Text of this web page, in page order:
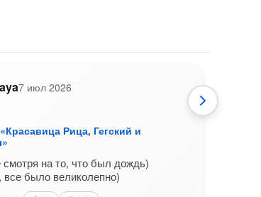
7 июл 2026
Рица, Гегский и
на то, что был дождь)
было великолепно)